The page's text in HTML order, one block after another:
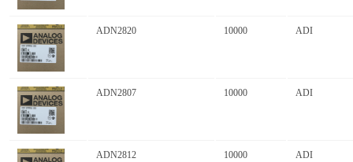
ADN2820 10000 ADI
ADN2807 10000 ADI
ADN2812 10000 ADI